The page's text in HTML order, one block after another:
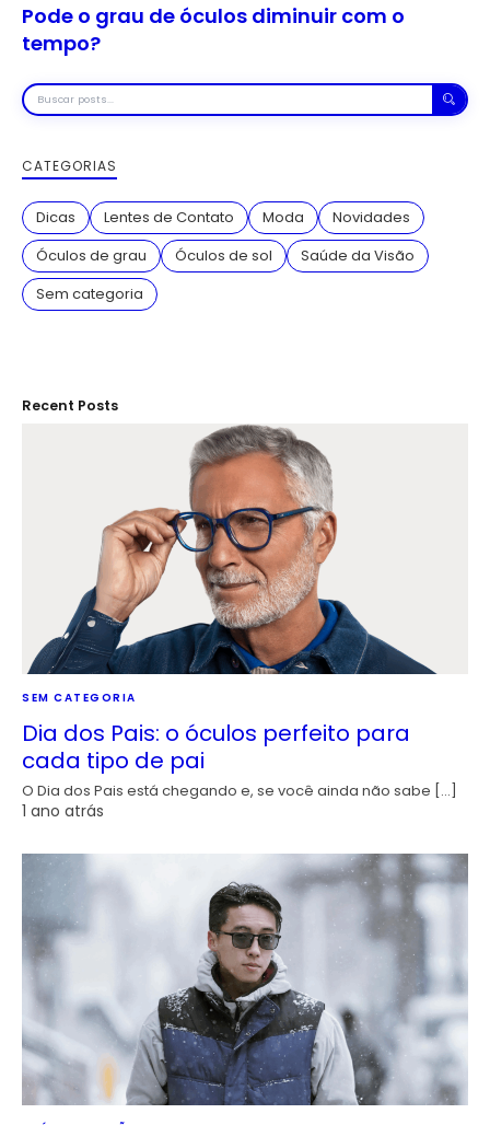
Pode o grau de óculos diminuir com o
tempo?
Buscar
posts
CATEGORIAS
Dicas Lentes de Contato Moda
Novidades
Óculos de grau
Óculos de sol
Saúde da Visão
Sem categoria
Recent Posts
SEM CATEGORIA
Dia dos Pais: o óculos perfeito para
cada tipo de pai
O Dia dos Pais está chegando e, se você ainda não sabe […]
1 ano atrás